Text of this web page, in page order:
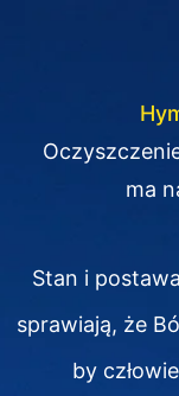
ma
Stan i
sprawiają, że
by